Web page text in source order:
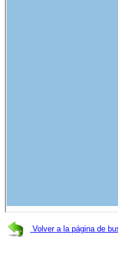
Volver a la página de